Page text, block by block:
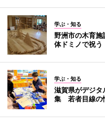
学ぶ・知る
野洲市の木育
体ドミノで祝う
学ぶ・知る
滋賀県がデジ
集 若者目線の